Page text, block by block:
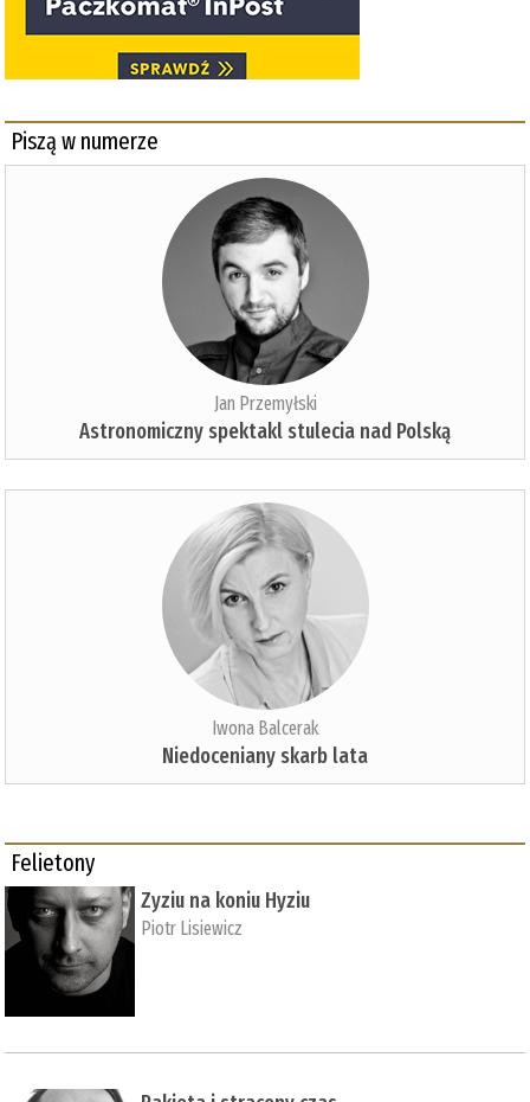
Piszą w numerze
Jan Przemyłski
Astronomiczny spektakl stulecia nad Polską
Iwona Balcerak
Niedoceniany skarb lata
Felietony
Zyziu na koniu Hyziu
Piotr Lisiewicz